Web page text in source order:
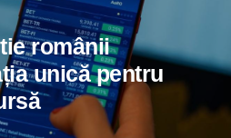
românii
unică pentru